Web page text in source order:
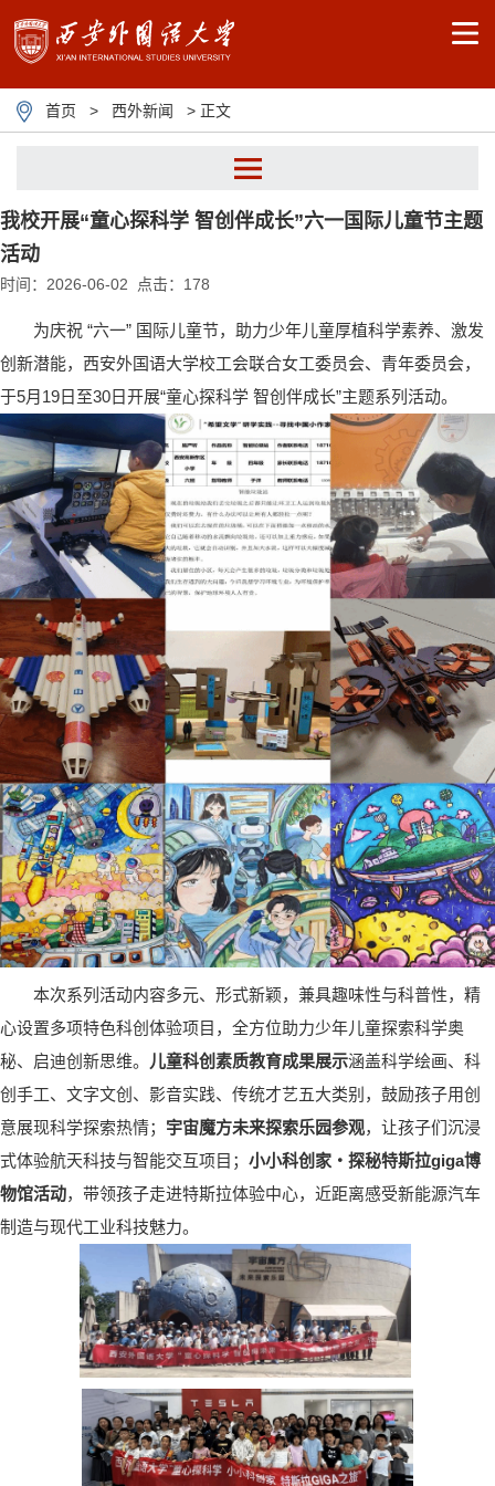
首页 > 西外新闻 > 正文
我校开展“童心探科学 智创伴成长”六一国际儿童节主题
活动
时间：2026-06-02 点击： 178
为庆祝 “六一” 国际儿童节，助力少年儿童厚植科学素养、激发
创新潜能，西安外国语大学校工会联合女工委员会、青年委员会，
于5月19日至30日开展“童心探科学 智创伴成长”主题系列活动。
本次系列活动内容多元、形式新颖，兼具趣味性与科普性，精
心设置多项特色科创体验项目，全方位助力少年儿童探索科学奥
秘、启迪创新思维。
儿童科创素质教育成果展示涵盖科学绘画、科
创手工、文字文创、影音实践、传统才艺五大类别，鼓励孩子用创
意展现科学探索热情； 宇宙魔方未来探索乐园参观，让孩子们沉浸
式体验航天科技与智能交互项目； 小小科创家・探秘特斯拉giga博
物馆活动，带领孩子走进特斯拉体验中心，近距离感受新能源汽车
制造与现代工业科技魅力。